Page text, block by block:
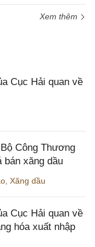
Xem thêm
Cục Hải quan về
Công Thương
bán xăng dầu
Xăng dầu
Cục Hải quan về
hóa xuất nhập